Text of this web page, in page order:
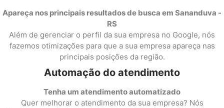
Apareça nos principais resultados de busca em Sananduva -
RS
Além de gerenciar o perfil da sua empresa no Google, nós
fazemos otimizações para que a sua empresa apareça nas
principais posições da região.
Automação do atendimento
Tenha um atendimento automatizado
Quer melhorar o atendimento da sua empresa? Nós